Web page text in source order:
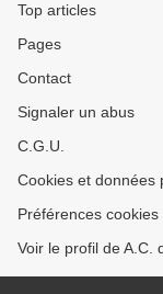
Top articles
Pages
Contact
Signaler un abus
C.G.U.
Cookies et données
Préférences cookies
Voir le profil de A.C.